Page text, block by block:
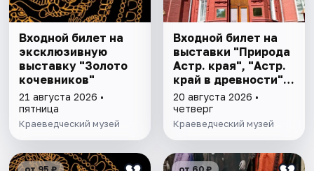
Входной билет на
эксклюзивную
выставку "Золото
кочевников"
21 августа 2026 •
пятница
Краеведческий музей
Входной билет на
выставки "Природа
Астр. края", "Астр.
край в древности",
"Заселение Астр.
края"
20 августа 2026 •
четверг
Краеведческий музей